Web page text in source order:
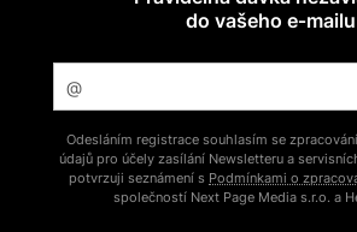
do vašeho e‑mailu
Odesláním registrace souhlasím se
údajů pro účely zasílání Newsletteru a
potvrzuji seznámení s Podmínkami o
společností Next Page Media s.r.o. a